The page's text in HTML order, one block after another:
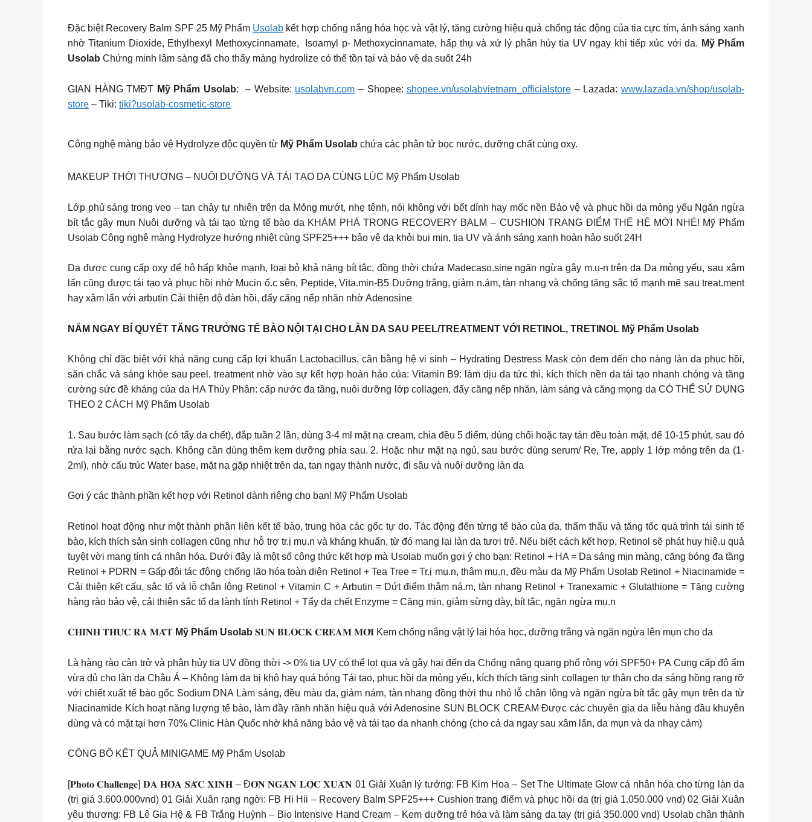
Đặc biệt Recovery Balm SPF 25 Mỹ Phẩm Usolab kết hợp chống nắng hóa học và vật lý, tăng cường hiệu quả chống tác động của tia cực tím, ánh sáng xanh
nhờ Titanium Dioxide, Ethylhexyl Methoxycinnamate, Isoamyl p- Methoxycinnamate, hấp thụ và xử lý phân hủy tia UV ngay khi tiếp xúc với da. Mỹ Phẩm
Usolab Chứng minh lâm sàng đã cho thấy màng hydrolize có thể tồn tại và bảo vệ da suốt 24h
GIAN HÀNG TMĐT Mỹ Phẩm Usolab: – Website: usolabvn.com – Shopee:shopee.vn/usolabvietnam_officialstore – Lazada:www.lazada.vn/shop/usolab-
store – Tiki: tiki?usolab-cosmetic-store
Công nghệ màng bảo vệ Hydrolyze độc quyền từ Mỹ Phẩm Usolab chứa các phân tử bọc nước, dưỡng chất cùng oxy.
MAKEUP THỜI THƯỢNG – NUÔI DƯỠNG VÀ TÁI TẠO DA CÙNG LÚC Mỹ Phẩm Usolab
Lớp phủ sáng trong veo – tan chảy tự nhiên trên da Mỏng mướt, nhẹ tênh, nói không với bết dính hay mốc nền Bảo vệ và phục hồi da mỏng yếu Ngăn ngừa
bít tắc gây mụn Nuôi dưỡng và tái tạo từng tế bào da KHÁM PHÁ TRONG RECOVERY BALM – CUSHION TRANG ĐIỂM THẾ HỆ MỚI NHÉ! Mỹ Phẩm
Usolab Công nghệ màng Hydrolyze hướng nhiệt cùng SPF25+++ bảo vệ da khỏi bụi mịn, tia UV và ánh sáng xanh hoàn hảo suốt 24H
Da được cung cấp oxy để hô hấp khỏe mạnh, loại bỏ khả năng bít tắc, đồng thời chứa Madecaso.sine ngăn ngừa gây m.ụ-n trên da Da mỏng yếu, sau xâm
lấn cũng được tái tạo và phục hồi nhờ Mucin ố.c sên, Peptide, Vita.min-B5 Dưỡng trắng, giảm n.ám, tàn nhang và chống tăng sắc tố mạnh mẽ sau treat.ment
hay xâm lấn với arbutin Cải thiện độ đàn hồi, đẩy căng nếp nhăn nhờ Adenosine
NẮM NGAY BÍ QUYẾT TĂNG TRƯỞNG TẾ BÀO NỘI TẠI CHO LÀN DA SAU PEEL/TREATMENT VỚI RETINOL, TRETINOL Mỹ Phẩm Usolab
Không chỉ đặc biệt với khả năng cung cấp lợi khuẩn Lactobacillus, cân bằng hệ vi sinh – Hydrating Destress Mask còn đem đến cho nàng làn da phục hồi,
săn chắc và sáng khỏe sau peel, treatment nhờ vào sự kết hợp hoàn hảo của: Vitamin B9: làm dịu da tức thì, kích thích nền da tái tạo nhanh chóng và tăng
cường sức đề kháng của da HA Thủy Phân: cấp nước đa tầng, nuôi dưỡng lớp collagen, đẩy căng nếp nhăn, làm sáng và căng mọng da CÓ THỂ SỬ DỤNG
THEO 2 CÁCH Mỹ Phẩm Usolab
1. Sau bước làm sạch (có tẩy da chết), đắp tuần 2 lần, dùng 3-4 ml mặt nạ cream, chia đều 5 điểm, dùng chổi hoặc tay tán đều toàn mặt, để 10-15 phút, sau đó
rửa lại bằng nước sạch. Không cần dùng thêm kem dưỡng phía sau. 2. Hoặc như mặt nạ ngủ, sau bước dùng serum/ Re, Tre, apply 1 lớp mỏng trên da (1-
2ml), nhờ cấu trúc Water base, mặt nạ gặp nhiệt trên da, tan ngay thành nước, đi sâu và nuôi dưỡng làn da
Gợi ý các thành phần kết hợp với Retinol dành riêng cho bạn! Mỹ Phẩm Usolab
Retinol hoạt động như một thành phần liên kết tế bào, trung hòa các gốc tự do. Tác động đến từng tế bào của da, thẩm thấu và tăng tốc quá trình tái sinh tế
bào, kích thích sản sinh collagen cũng như hỗ trợ tr.ị mụ.n và kháng khuẩn, từ đó mang lại làn da tươi trẻ. Nếu biết cách kết hợp, Retinol sẽ phát huy hiệ.u quả
tuyệt vời mang tính cá nhân hóa. Dưới đây là một số công thức kết hợp mà Usolab muốn gợi ý cho bạn: Retinol + HA = Da sáng mịn màng, căng bóng đa tầng
Retinol + PDRN = Gấp đôi tác động chống lão hóa toàn diện Retinol + Tea Tree = Tr.ị mụ.n, thâm mụ.n, đều màu da Mỹ Phẩm Usolab Retinol + Niacinamide =
Cải thiện kết cấu, sắc tố và lỗ chân lông Retinol + Vitamin C + Arbutin = Dứt điểm thâm ná.m, tàn nhang Retinol + Tranexamic + Glutathione = Tăng cường
hàng rào bảo vệ, cải thiện sắc tố da lành tính Retinol + Tẩy da chết Enzyme = Căng mịn, giảm sừng dày, bít tắc, ngăn ngừa mụ.n
𝐂𝐇𝐈́𝐍𝐇 𝐓𝐇𝐔̛́𝐂 𝐑𝐀 𝐌𝐀̆́𝐓 Mỹ Phẩm Usolab 𝐒𝐔𝐍 𝐁𝐋𝐎𝐂𝐊 𝐂𝐑𝐄𝐀𝐌 𝐌𝐎̛́𝐈 Kem chống nắng vật lý lai hóa học, dưỡng trắng và ngăn ngừa lên mụn cho da
Là hàng rào cản trở và phân hủy tia UV đồng thời -> 0% tia UV có thể lọt qua và gây hại đến da Chống nắng quang phổ rộng với SPF50+ PA Cung cấp độ ẩm
vừa đủ cho làn da Châu Á – Không làm da bị khô hay quá bóng Tái tạo, phục hồi da mỏng yếu, kích thích tăng sinh collagen tự thân cho da sáng hồng rạng rỡ
với chiết xuất tế bào gốc Sodium DNA Làm sáng, đều màu da, giảm nám, tàn nhang đồng thời thu nhỏ lỗ chân lông và ngăn ngừa bít tắc gây mụn trên da từ
Niacinamide Kích hoạt năng lượng tế bào, làm đầy rãnh nhăn hiệu quả với Adenosine SUN BLOCK CREAM Được các chuyên gia da liễu hàng đầu khuyên
dùng và có mặt tại hơn 70% Clinic Hàn Quốc nhờ khả năng bảo vệ và tái tạo da nhanh chóng (cho cả da ngay sau xâm lấn, da mụn và da nhạy cảm)
CÔNG BỐ KẾT QUẢ MINIGAME Mỹ Phẩm Usolab
[𝐏𝐡𝐨𝐭𝐨 𝐂𝐡𝐚𝐥𝐥𝐞𝐧𝐠𝐞] 𝐃𝐀 𝐇𝐎́𝐀 𝐒𝐀̆́𝐂 𝐗𝐈𝐍𝐇 – Đ𝐎́𝐍 𝐍𝐆𝐀̀𝐍 𝐋𝐎̣̂𝐂 𝐗𝐔𝐀̂𝐍 01 Giải Xuân lý tưởng: FB Kim Hoa – Set The Ultimate Glow cá nhân hóa cho từng làn da
(trị giá 3.600.000vnd) 01 Giải Xuân rạng ngời: FB Hi Hii – Recovery Balm SPF25+++ Cushion trang điểm và phục hồi da (trị giá 1.050.000 vnd) 02 Giải Xuân
yêu thương: FB Lê Gia Hệ & FB Trắng Huỳnh – Bio Intensive Hand Cream – Kem dưỡng trẻ hóa và làm sáng da tay (trị giá 350.000 vnd) Usolab chân thành